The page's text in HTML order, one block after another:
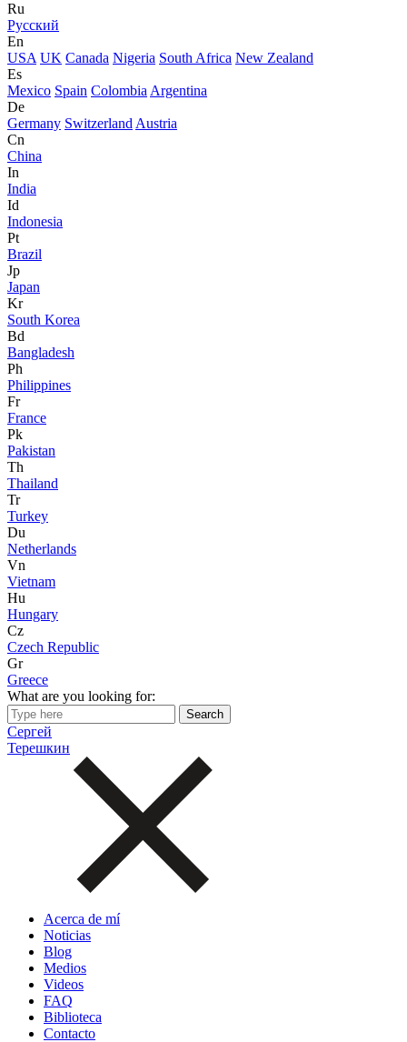
Ru
Русский
En
USA UK Canada Nigeria South Africa New Zealand
Es
Mexico Spain Colombia Argentina
De
Germany Switzerland Austria
Cn
China
In
India
Id
Indonesia
Pt
Brazil
Jp
Japan
Kr
South Korea
Bd
Bangladesh
Ph
Philippines
Fr
France
Pk
Pakistan
Th
Thailand
Tr
Turkey
Du
Netherlands
Vn
Vietnam
Hu
Hungary
Cz
Czech Republic
Gr
Greece
What are you looking for:
Сергей
Терешкин
Acerca de mí
Noticias
Blog
Medios
Videos
FAQ
Biblioteca
Contacto